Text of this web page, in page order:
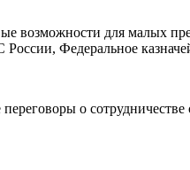
возможности для малых
Федеральное
о